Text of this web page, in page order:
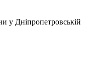
у Дніпропетровській